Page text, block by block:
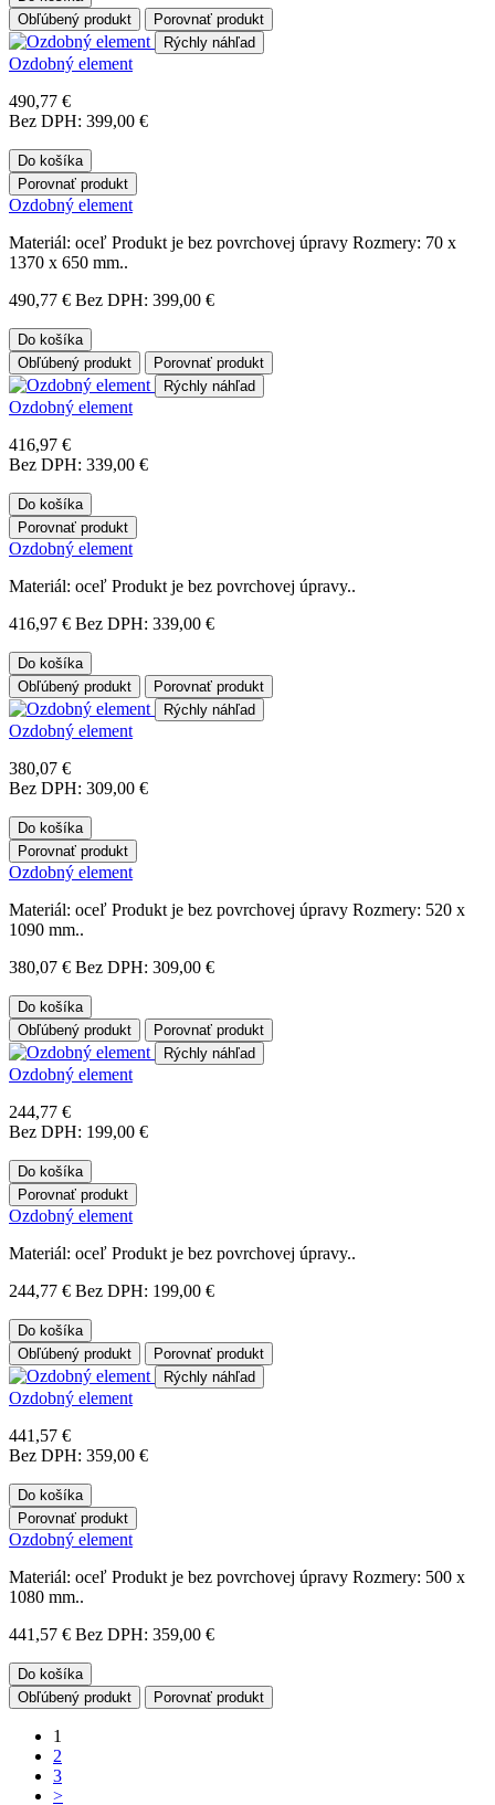
Obľúbený produkt
Porovnať produkt
Rýchly náhľad
Ozdobný element
490,77 €
Bez DPH: 399,00 €
Do košíka
Porovnať produkt
Ozdobný element
Materiál: oceľ Produkt je bez povrchovej úpravy Rozmery: 70 x
1370 x 650 mm..
490,77 € Bez DPH: 399,00 €
Do košíka
Obľúbený produkt
Porovnať produkt
Rýchly náhľad
Ozdobný element
416,97 €
Bez DPH: 339,00 €
Do košíka
Porovnať produkt
Ozdobný element
Materiál: oceľ Produkt je bez povrchovej úpravy..
416,97 € Bez DPH: 339,00 €
Do košíka
Obľúbený produkt
Porovnať produkt
Rýchly náhľad
Ozdobný element
380,07 €
Bez DPH: 309,00 €
Do košíka
Porovnať produkt
Ozdobný element
Materiál: oceľ Produkt je bez povrchovej úpravy Rozmery: 520 x
1090 mm..
380,07 € Bez DPH: 309,00 €
Do košíka
Obľúbený produkt
Porovnať produkt
Rýchly náhľad
Ozdobný element
244,77 €
Bez DPH: 199,00 €
Do košíka
Porovnať produkt
Ozdobný element
Materiál: oceľ Produkt je bez povrchovej úpravy..
244,77 € Bez DPH: 199,00 €
Do košíka
Obľúbený produkt
Porovnať produkt
Rýchly náhľad
Ozdobný element
441,57 €
Bez DPH: 359,00 €
Do košíka
Porovnať produkt
Ozdobný element
Materiál: oceľ Produkt je bez povrchovej úpravy Rozmery: 500 x
1080 mm..
441,57 € Bez DPH: 359,00 €
Do košíka
Obľúbený produkt
Porovnať produkt
1
2
3
>